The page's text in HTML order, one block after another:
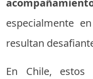
especialmente
resultan
En Chile, estos